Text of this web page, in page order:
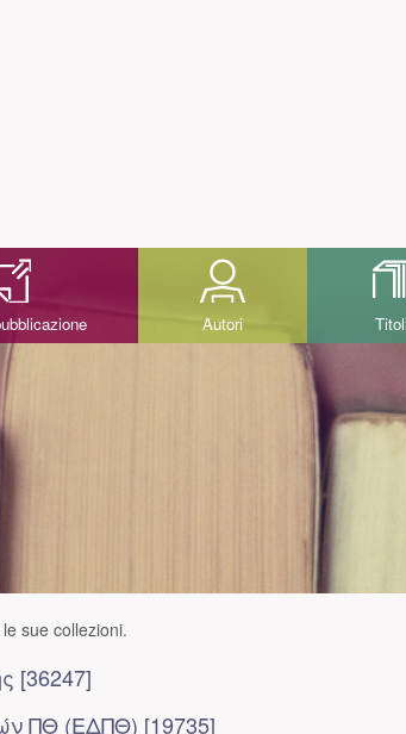
Autori
sue collezioni.
[36247]
ΠΘ (ΕΔΠΘ) [19735]